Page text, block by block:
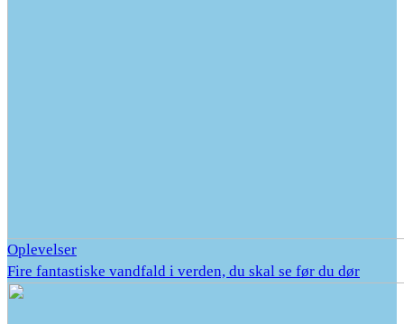
Oplevelser
Fire fantastiske vandfald i verden, du skal se før du dør